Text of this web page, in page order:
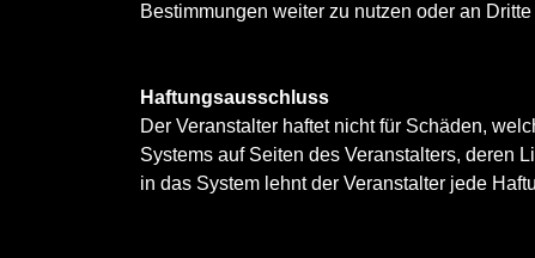
Bestimmungen weiter zu nutzen oder an
Haftungsausschluss
Der Veranstalter haftet nicht für Schäden,
Systems auf Seiten des Veranstalters, deren
in das System lehnt der Veranstalter jede